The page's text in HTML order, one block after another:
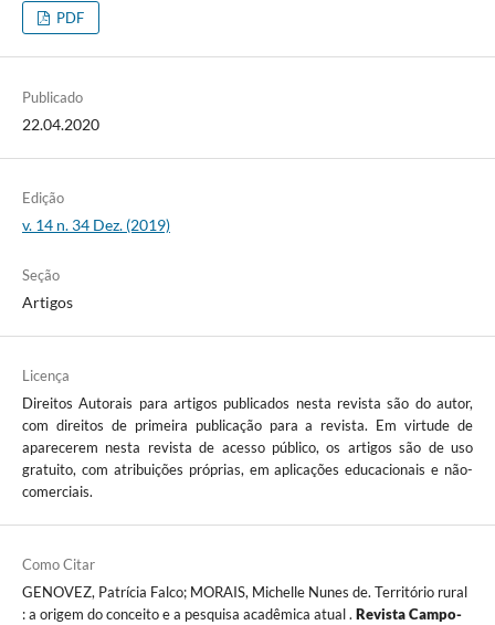
PDF
Publicado
22.04.2020
Edição
v. 14 n. 34 Dez. (2019)
Seção
Artigos
Licença
Direitos Autorais para artigos publicados nesta revista são do autor,
com direitos de primeira publicação para a revista. Em virtude de
aparecerem nesta revista de acesso público, os artigos são de uso
gratuito, com atribuições próprias, em aplicações educacionais e não-
comerciais.
Como Citar
GENOVEZ, Patrícia Falco; MORAIS, Michelle Nunes de. Território rural
: a origem do conceito e a pesquisa acadêmica atual . Revista Campo-